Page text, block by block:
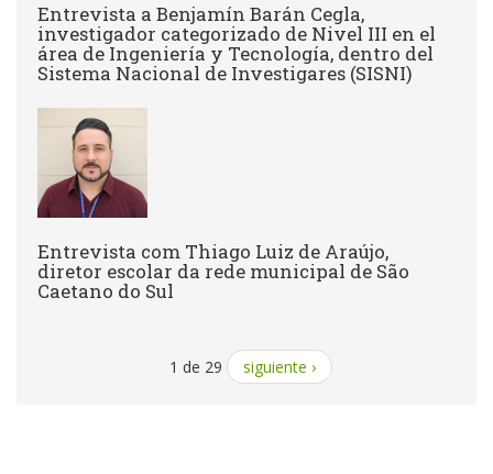
Entrevista a Benjamín Barán Cegla,
investigador categorizado de Nivel III en el
área de Ingeniería y Tecnología, dentro del
Sistema Nacional de Investigares (SISNI)
Entrevista com Thiago Luiz de Araújo,
diretor escolar da rede municipal de São
Caetano do Sul
1 de 29 siguiente ›